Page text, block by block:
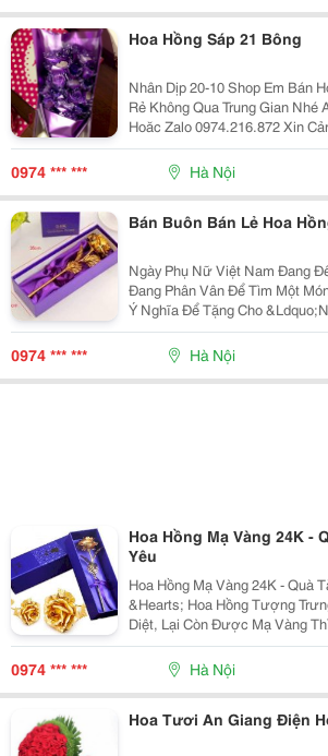
Hoa Hồng Sáp 21 Bông
Nhân Dịp 20-10 Shop Em Bán
Rẻ Không Qua Trung Gian Nhé
Hoăc Zalo 0974.216.872 Xin
Phục Vụ Ạ! Có Các Loại Như Sau: 1 Bông, 3 Bông, 5
Bông, 11 Bông, 33 Bông Và 52 Bông. Có 4
0974 *** *** Hà Nội
Bán Buôn Bán Lẻ Hoa
Ngày Phụ Nữ Việt Nam Đang
Đang Phân Vân Để Tìm Một
Ý Nghĩa Để Tặng Cho
Mình, Tặng Các Bà, Mẹ, Sếp
Biệt Không Phải Bởi Vì Giá Trị
Chính Bở
0974 *** *** Hà Nội
Hoa Hồng Mạ Vàng 24K -
Yêu
Hoa Hồng Mạ Vàng 24K - Quà
&Hearts; Hoa Hồng Tượng
Diệt, Lại Còn Được Mạ Vàng
Sang Chảnh Hơn Nữa !
Khô Sau Mạ Lớp Vàng Mỏng,
Giữ Độ Bón
0974 *** *** Hà Nội
Hoa Tươi An Giang Điện